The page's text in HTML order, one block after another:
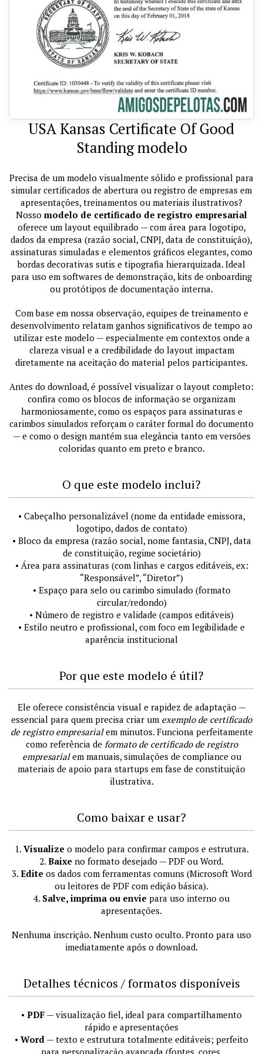
USA Kansas Certificate Of Good
Standing modelo
Precisa de um modelo visualmente sólido e profissional para
simular certificados de abertura ou registro de empresas em
apresentações, treinamentos ou materiais ilustrativos?
Nosso modelo de certificado de registro empresarial
oferece um layout equilibrado — com área para logotipo,
dados da empresa (razão social, CNPJ, data de constituição),
assinaturas simuladas e elementos gráficos elegantes, como
bordas decorativas sutis e tipografia hierarquizada. Ideal
para uso em softwares de demonstração, kits de onboarding
ou protótipos de documentação interna.
Com base em nossa observação, equipes de treinamento e
desenvolvimento relatam ganhos significativos de tempo ao
utilizar este modelo — especialmente em contextos onde a
clareza visual e a credibilidade do layout impactam
diretamente na aceitação do material pelos participantes.
Antes do download, é possível visualizar o layout completo:
confira como os blocos de informação se organizam
harmoniosamente, como os espaços para assinaturas e
carimbos simulados reforçam o caráter formal do documento
— e como o design mantém sua elegância tanto em versões
coloridas quanto em preto e branco.
O que este modelo inclui?
• Cabeçalho personalizável (nome da entidade emissora,
logotipo, dados de contato)
• Bloco da empresa (razão social, nome fantasia, CNPJ, data
de constituição, regime societário)
• Área para assinaturas (com linhas e cargos editáveis, ex:
“Responsável”, “Diretor”)
• Espaço para selo ou carimbo simulado (formato
circular/redondo)
• Número de registro e validade (campos editáveis)
• Estilo neutro e profissional, com foco em legibilidade e
aparência institucional
Por que este modelo é útil?
Ele oferece consistência visual e rapidez de adaptação —
essencial para quem precisa criar um exemplo de certificado
de registro empresarialem minutos. Funciona perfeitamente
como referência de formato de certificado de registro
empresarialem manuais, simulações de compliance ou
materiais de apoio para startups em fase de constituição
ilustrativa.
Como baixar e usar?
1. Visualize o modelo para confirmar campos e estrutura.
2. Baixe no formato desejado — PDF ou Word.
3. Edite os dados com ferramentas comuns (Microsoft Word
ou leitores de PDF com edição básica).
4. Salve, imprima ou envie para uso interno ou
apresentações.
Nenhuma inscrição. Nenhum custo oculto. Pronto para uso
imediatamente após o download.
Detalhes técnicos / formatos disponíveis
• PDF — visualização fiel, ideal para compartilhamento
rápido e apresentações
• Word — texto e estrutura totalmente editáveis; perfeito
para personalização avançada (fontes, cores,